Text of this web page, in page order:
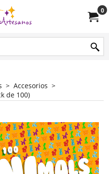
0
> Accesorios >
de 100)